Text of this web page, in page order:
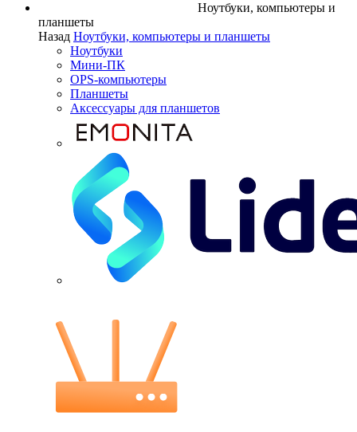
Ноутбуки, компьютеры и
планшеты
Назад Ноутбуки, компьютеры и планшеты
Ноутбуки
Мини-ПК
OPS-компьютеры
Планшеты
Аксессуары для планшетов